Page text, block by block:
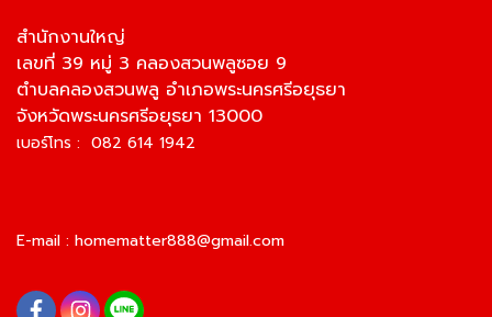
สำนักงานใหญ่
เลขที่ 39 หมู่ 3 คลองสวนพลูซอย 9
ตำบลคลองสวนพลู อำเภอพระนครศรีอยุธยา
จังหวัดพระนครศรีอยุธยา 13000
เบอร์โทร : 082 614 1942
E-mail : homematter888@gmail.com